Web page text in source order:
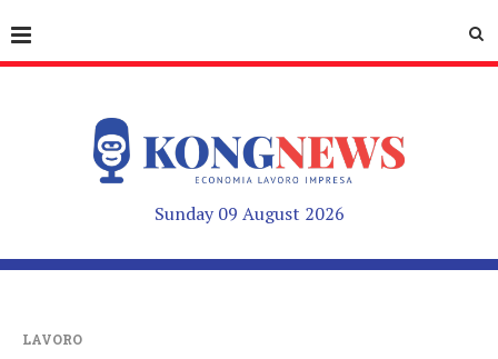
Sunday 09 August 2026
LAVORO